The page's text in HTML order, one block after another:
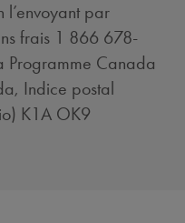
par
frais 1 866 678-
Programme Canada
Indice postal
K1A OK9